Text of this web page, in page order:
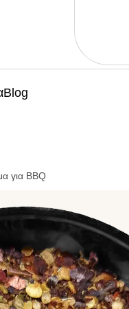
Blog
για BBQ